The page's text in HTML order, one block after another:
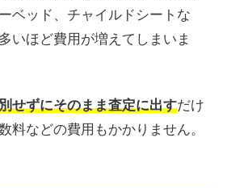
ベッド、チャイルドシートな
いほど費用が増えてしまいま
せずにそのまま査定に出すだけ
料などの費用もかかりません。